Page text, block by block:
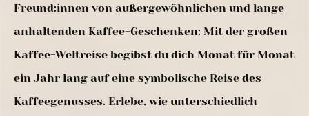
Freund:innen von außergewöhnlichen und lange
anhaltenden Kaffee-Geschenken: Mit der großen
Kaffee-Weltreise begibst du dich Monat für Monat
ein Jahr lang auf eine symbolische Reise des
Kaffeegenusses. Erlebe, wie unterschiedlich